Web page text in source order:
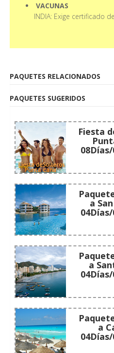
VACUNAS
INDIA: Exige certificado
PAQUETES RELACIONADOS
PAQUETES SUGERIDOS
Fiesta
a
a
a